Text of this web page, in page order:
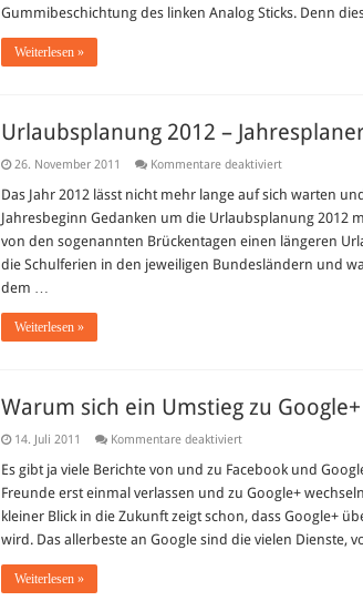
Gummibeschichtung des linken Analog Sticks. Denn
Weiterlesen »
Urlaubsplanung 2012 –
26. November 2011 Kommentare deaktiviertfür
2012
Jahresplaner
zum
Download
Das Jahr 2012 lässt nicht mehr lange auf sich warten
Jahresbeginn Gedanken um die Urlaubsplanung 2012
von den sogenannten Brückentagen einen längeren
die Schulferien in den jeweiligen Bundesländern und
dem …
Weiterlesen »
Warum sich ein Umstieg zu
14. Juli 2011 Kommentare deaktiviertfür
sich
Umstieg
zu
Google+
lohnt
Es gibt ja viele Berichte von und zu Facebook und
Freunde erst einmal verlassen und zu Google+
kleiner Blick in die Zukunft zeigt schon, dass Google+
wird. Das allerbeste an Google sind die vielen Dienste,
Weiterlesen »